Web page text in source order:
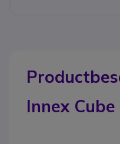
Innex Cube